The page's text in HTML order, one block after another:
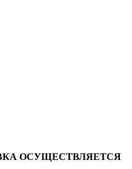
ОСУЩЕСТВЛЯЕТСЯ